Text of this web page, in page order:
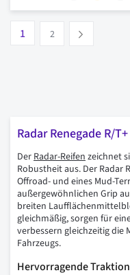
Vous lisez actuellement
1 2
Radar Renegade R/
DerRadar-Reifenzeichnet
Robustheit aus. Der Radar
Offroad- und eines Mud-
außergewöhnlichen Grip
breiten
gleichmäßig, sorgen für
verbessern gleichzeitig
Fahrzeugs.
Hervorragende